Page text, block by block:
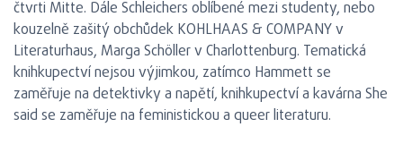
čtvrti Mitte. Dále Schleichers oblíbené mezi studenty, nebo
kouzelně zašitý obchůdek KOHLHAAS & COMPANY v
Literaturhaus, Marga Schöller v Charlottenburg. Tematická
knihkupectví nejsou výjimkou, zatímco Hammett se
zaměřuje na detektivky a napětí, knihkupectví a kavárna She
said se zaměřuje na feministickou a queer literaturu.